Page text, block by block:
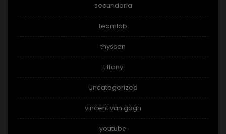
secundaria
teamlab
thyssen
tiffany
Uncategorized
vincent van gogh
youtube